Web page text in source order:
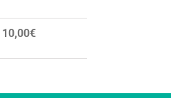
10,00€